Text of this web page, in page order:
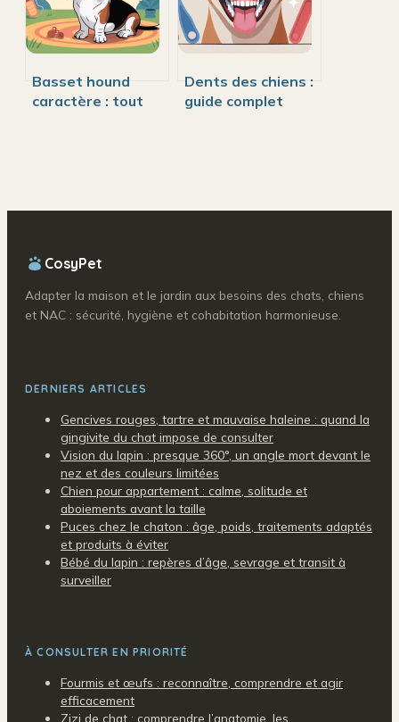
Basset hound
caractère : tout
Dents des chiens :
guide complet
CosyPet
Adapter la maison et le jardin aux besoins des chats, chiens
et NAC : sécurité, hygiène et cohabitation harmonieuse.
DERNIERS ARTICLES
Gencives rouges, tartre et mauvaise haleine : quand la
gingivite du chat impose de consulter
Vision du lapin : presque 360°, un angle mort devant le
nez et des couleurs limitées
Chien pour appartement : calme, solitude et
aboiements avant la taille
Puces chez le chaton : âge, poids, traitements adaptés
et produits à éviter
Bébé du lapin : repères d’âge, sevrage et transit à
surveiller
À CONSULTER EN PRIORITÉ
Fourmis et œufs : reconnaître, comprendre et agir
efficacement
Zizi de chat : comprendre l’anatomie, les